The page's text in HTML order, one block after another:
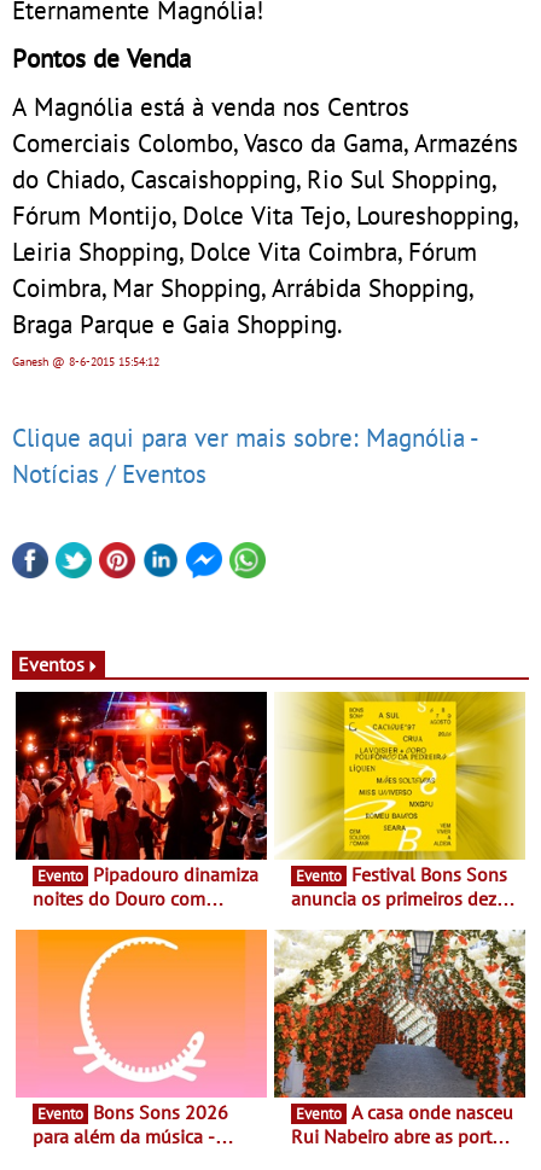
Eternamente Magnólia!
Pontos de Venda
A Magnólia está à venda nos Centros
Comerciais Colombo, Vasco da Gama, Armazéns
do Chiado, Cascaishopping, Rio Sul Shopping,
Fórum Montijo, Dolce Vita Tejo, Loureshopping,
Leiria Shopping, Dolce Vita Coimbra, Fórum
Coimbra, Mar Shopping, Arrábida Shopping,
Braga Parque e Gaia Shopping.
Ganesh @ 8-6-2015 15:54:12
Clique aqui para ver mais sobre: Magnólia -
Notícias / Eventos
Eventos
Evento
noites do Douro com
vinho, gastronomia e
música
Evento
anuncia os primeiros dez
Evento
para além da música -
Evento
Rui Nabeiro abre as portas